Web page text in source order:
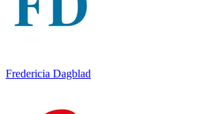
Fredericia Dagblad